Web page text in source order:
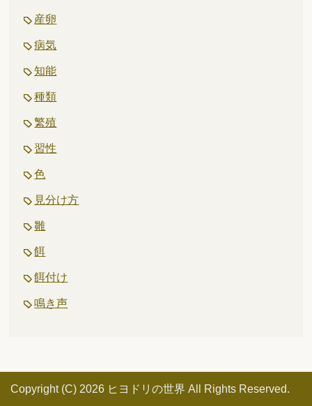
産卵
病気
知能
種類
繁殖
習性
色
見分け方
雛
餌
餌付け
鳴き声
Copyright (C) 2026 ヒヨドリの世界 All Rights Reserved.